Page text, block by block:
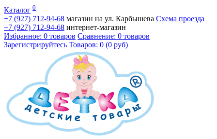
Каталог 0
+7 (927) 712-94-68 магазин на ул. Карбышева Схема проезда
+7 (927) 712-94-68 интернет-магазин
Избранное: 0 товаров Сравнение: 0 товаров
Зарегистрируйтесь Товаров: 0 (0 руб)